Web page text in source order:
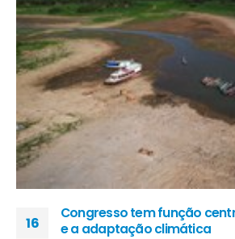
16
Congresso tem função
e a adaptação climática